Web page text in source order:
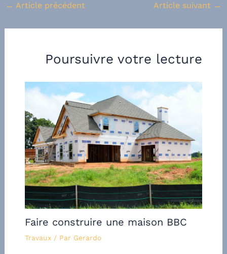
← Article précédent Article suivant →
Poursuivre votre lecture
Faire construire une maison BBC
Travaux/ Par Gerardo